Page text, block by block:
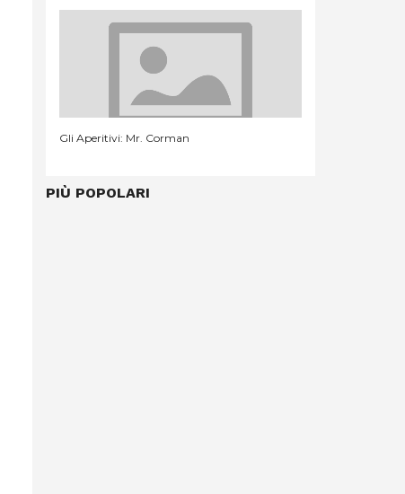
Gli Aperitivi: Mr. Corman
PIÙ POPOLARI